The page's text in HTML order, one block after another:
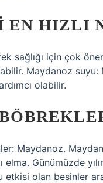
EN HIZLI
sağlığı için çok
Maydanoz
olabilir.
Maydanoz.
elma. Günümüzde
etkisi olan besinler